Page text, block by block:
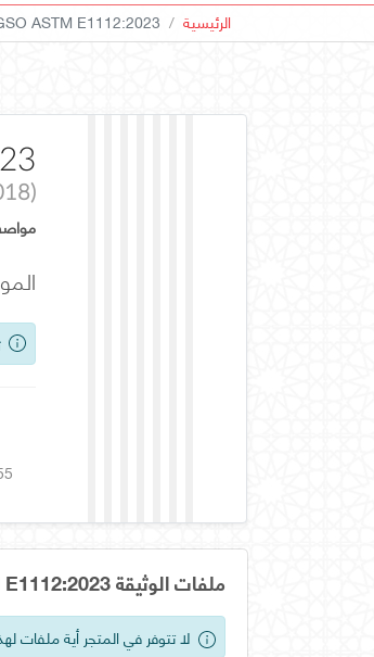
الرئيسية ASTM E1112:2023
ملفات الوثيقة GSO ASTM E1112:2023
لا تتوفر في المتجر أية ملفات